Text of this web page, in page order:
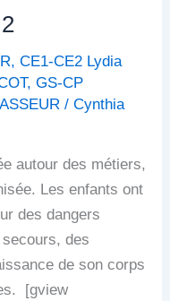
,CE1-CE2 Lydia
,GS-CP
/Cynthia
autour des métiers,
Les enfants ont
des dangers
des
de son corps
[gview